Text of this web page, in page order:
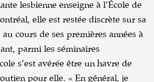
lesbienne enseigne à l’École de
elle est restée discrète sur sa
cours de ses premières années à
parmi les séminaires
s’est avérée être un havre de
pour elle. « En général, je